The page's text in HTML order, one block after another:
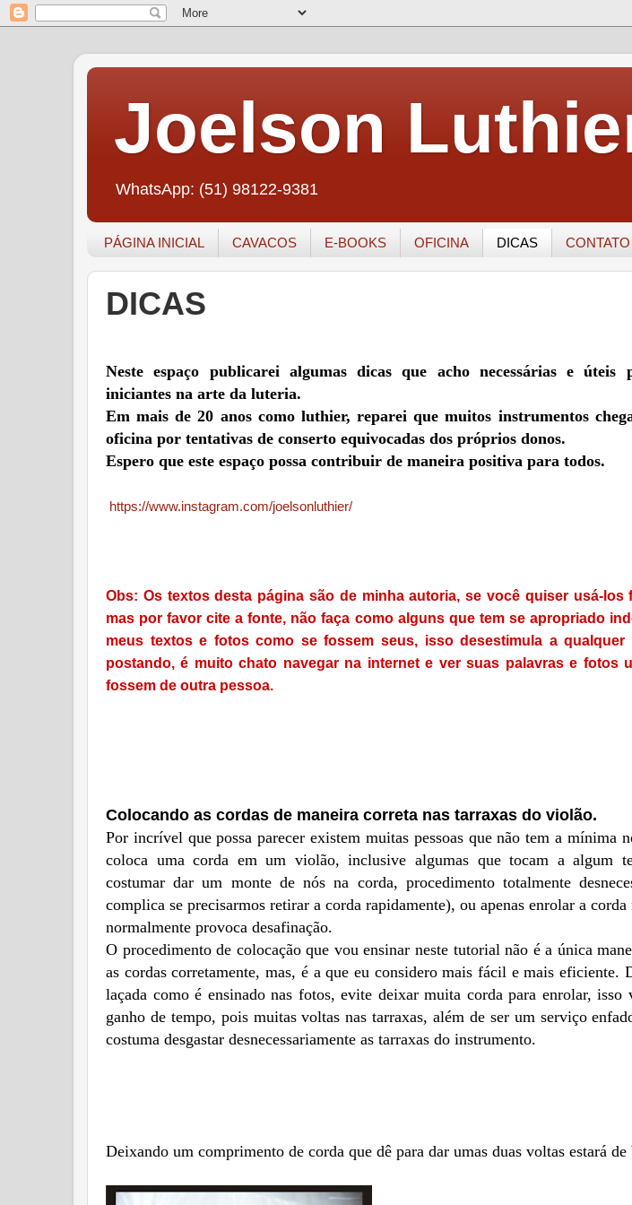
Joelson
WhatsApp: (51) 98122-9381
PÁGINA INICIAL CAVACOS E-BOOKS OFICINA DICAS CONTATO
DICAS
Neste espaço publicarei algumas dicas que acho necessárias e úteis
iniciantes na arte da luteria.
Em mais de 20 anos como luthier, reparei que muitos instrumentos
oficina por tentativas de conserto equivocadas dos próprios donos.
Espero que este espaço possa contribuir de maneira positiva para todos.
https://www.instagram.com/joelsonluthier/
Obs: Os textos desta página são de minha autoria, se você quiser usá-los
mas por favor cite a fonte, não faça como alguns que tem se apropriado
meus textos e fotos como se fossem seus, isso desestimula a qualquer
postando, é muito chato navegar na internet e ver suas palavras e fotos
fossem de outra pessoa.
Colocando as cordas de maneira correta nas tarraxas do violão.
Por incrível que possa parecer existem muitas pessoas que não tem a mínima
coloca uma corda em um violão, inclusive algumas que tocam a algum
costumar dar um monte de nós na corda, procedimento totalmente
complica se precisarmos retirar a corda rapidamente), ou apenas enrolar a
normalmente provoca desafinação.
O procedimento de colocação que vou ensinar neste tutorial não é a única
as cordas corretamente, mas, é a que eu considero mais fácil e mais eficiente.
laçada como é ensinado nas fotos, evite deixar muita corda para enrolar, isso
ganho de tempo, pois muitas voltas nas tarraxas, além de ser um serviço
costuma desgastar desnecessariamente as tarraxas do instrumento.
Deixando um comprimento de corda que dê para dar umas duas voltas estará de